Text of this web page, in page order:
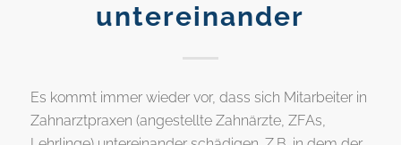
untereinander
Es kommt immer wieder vor, dass sich Mitarbeiter in
Zahnarztpraxen (angestellte Zahnärzte, ZFAs,